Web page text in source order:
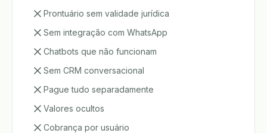
Prontuário sem validade jurídica
Sem integração com WhatsApp
Chatbots que não funcionam
Sem CRM conversacional
Pague tudo separadamente
Valores ocultos
Cobrança por usuário